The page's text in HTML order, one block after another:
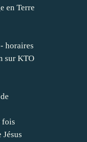
en Terre
horaires
sur KTO
fois